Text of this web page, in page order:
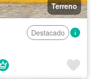
Terreno
Destacado